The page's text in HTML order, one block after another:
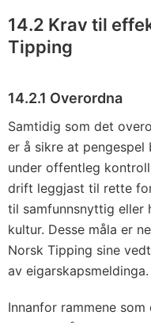
14.2 Krav til
Tipping
14.2.1 Overordna
Samtidig som det
er å sikre at
under offentleg
drift leggjast til rette
til samfunnsnyttig
kultur. Desse måla er
Norsk Tipping sine
av eigarskapsmeldinga.
Innanfor rammene